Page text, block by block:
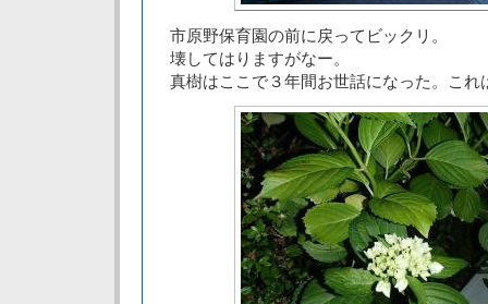
市原野保育園の前に戻ってビックリ。
壊してはりますがなー。
真樹はここで３年間お世話になった。これ